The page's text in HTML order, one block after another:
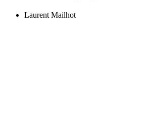
Laurent Mailhot